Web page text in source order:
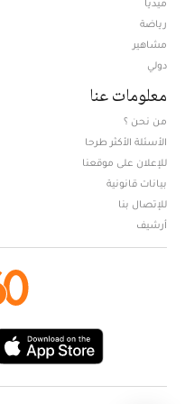
ميديا
رياضة
مشاهير
دولي
معلومات عنا
من نحن ؟
الأسئلة الأكثر طرحا
للإعلان على موقعنا
بيانات قانونية
للإتصال بنا
أرشيف